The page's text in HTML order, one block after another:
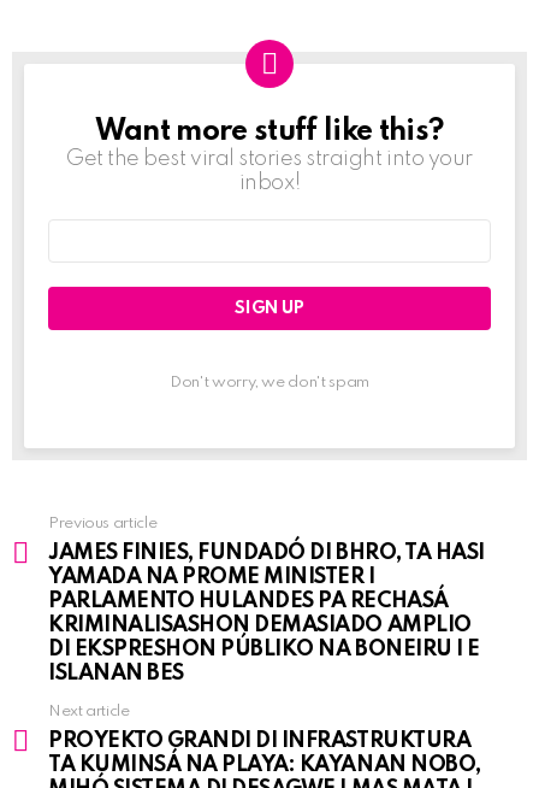
NEWSLETTER
Want more stuff like this?
Get the best viral stories straight into your
inbox!
Don't worry, we don't spam
See
more
Previous article
JAMES FINIES, FUNDADÓ DI BHRO, TA HASI
YAMADA NA PROME MINISTER I
PARLAMENTO HULANDES PA RECHASÁ
KRIMINALISASHON DEMASIADO AMPLIO
DI EKSPRESHON PÚBLIKO NA BONEIRU I E
ISLANAN BES
Next article
PROYEKTO GRANDI DI INFRASTRUKTURA
TA KUMINSÁ NA PLAYA: KAYANAN NOBO,